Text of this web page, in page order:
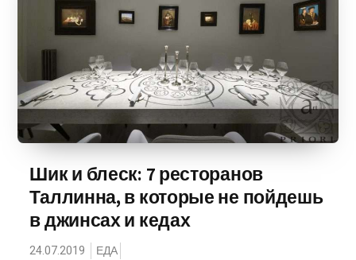
Шик и блеск: 7 ресторанов
Таллинна, в которые не пойдешь
в джинсах и кедах
24.07.2019 ЕДА